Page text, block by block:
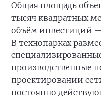
Общая площадь
тысяч квадратных
объём инвестиций
В технопарках
производственные
проектировании
постоянно